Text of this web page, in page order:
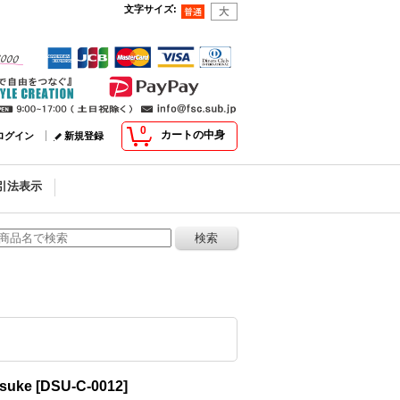
文字サイズ:
0 カートの中身
グイン 新規登録
法表示
[DSU-C-0012]